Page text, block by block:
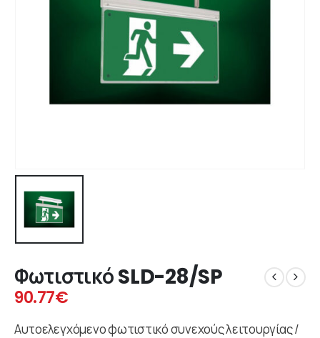
Φωτιστικό SLD-28/SP
90.77€
Αυτοελεγχόμενο φωτιστικό συνεχούς λειτουργίας /